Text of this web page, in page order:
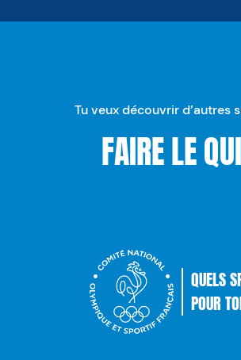
Tu veux découvrir d’autres
FAIRE LE
Comité
QUELS
POUR